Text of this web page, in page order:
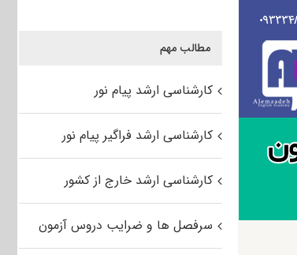
مطالب مهم
کارشناسی ارشد پیام نور
کارشناسی ارشد فراگیر پیام نور
کارشناسی ارشد خارج از کشور
سرفصل ها و ضرایب دروس آزمون